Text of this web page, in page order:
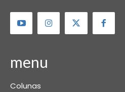
menu
Colunas